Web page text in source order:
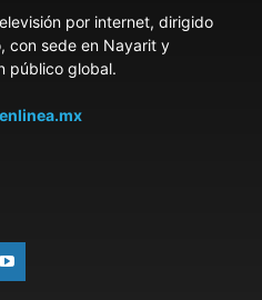
por internet, dirigido
con sede en Nayarit y
público global.